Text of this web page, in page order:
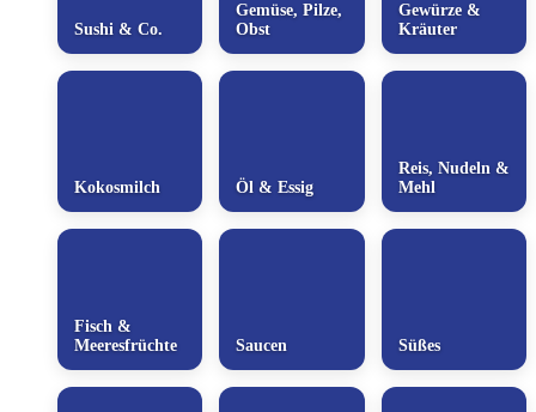
Sushi & Co.
Gemüse, Pilze,
Obst
Gewürze &
Kräuter
Kokosmilch Öl & Essig
Reis, Nudeln &
Mehl
Fisch &
Meeresfrüchte
Saucen Süßes